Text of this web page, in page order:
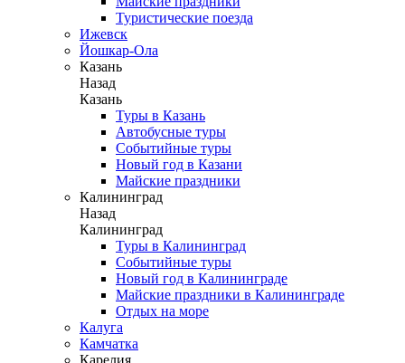
Туристические поезда
Ижевск
Йошкар-Ола
Казань
Назад
Казань
Туры в Казань
Автобусные туры
Событийные туры
Новый год в Казани
Майские праздники
Калининград
Назад
Калининград
Туры в Калининград
Событийные туры
Новый год в Калининграде
Майские праздники в Калининграде
Отдых на море
Калуга
Камчатка
Карелия